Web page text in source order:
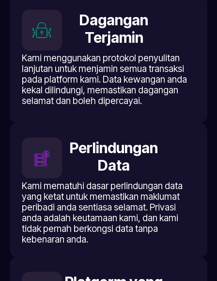
Dagangan
Terjamin
Kami menggunakan protokol penyulitan
lanjutan untuk menjamin semua transaksi
pada platform kami. Data kewangan anda
kekal dilindungi, memastikan dagangan
selamat dan boleh dipercayai.
Perlindungan
Data
Kami mematuhi dasar perlindungan data
yang ketat untuk memastikan maklumat
peribadi anda sentiasa selamat. Privasi
anda adalah keutamaan kami, dan kami
tidak pernah berkongsi data tanpa
kebenaran anda.